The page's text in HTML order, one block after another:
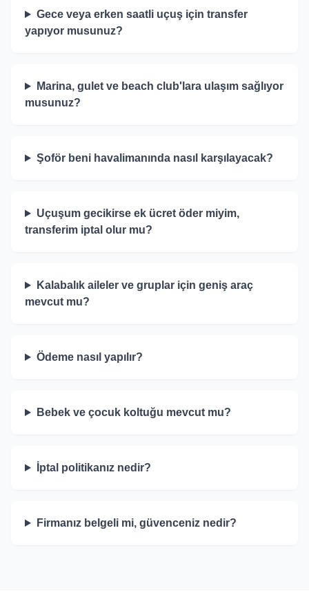
Gece veya erken saatli uçuş için transfer
yapıyor musunuz?
Marina, gulet ve beach club'lara ulaşım sağlıyor
musunuz?
Şoför beni havalimanında nasıl karşılayacak?
Uçuşum gecikirse ek ücret öder miyim,
transferim iptal olur mu?
Kalabalık aileler ve gruplar için geniş araç
mevcut mu?
Ödeme nasıl yapılır?
Bebek ve çocuk koltuğu mevcut mu?
İptal politikanız nedir?
Firmanız belgeli mi, güvenceniz nedir?